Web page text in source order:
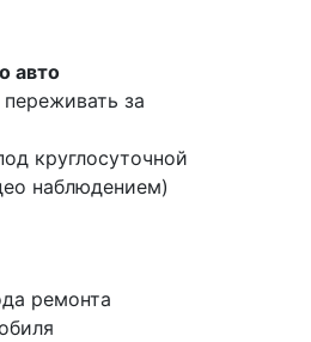
авто
за
круглосуточной
наблюдением)
ремонта